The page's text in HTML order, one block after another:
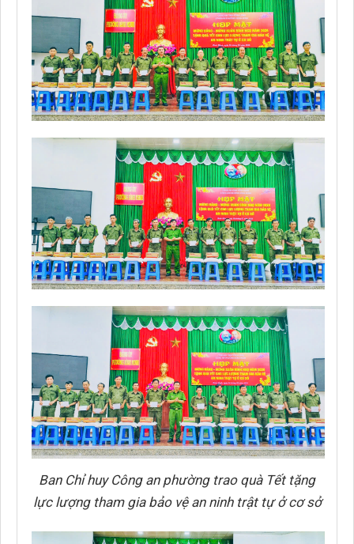
Ban Chỉ huy Công an phường trao quà Tết tặng
lực lượng tham gia bảo vệ an ninh trật tự ở cơ sở